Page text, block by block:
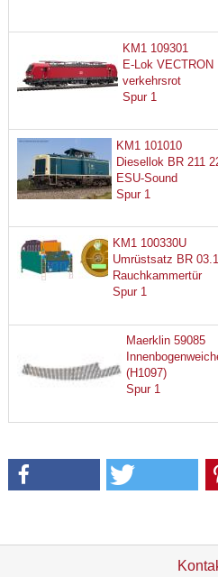
KM1 109301
E-Lok VECTRON
verkehrsrot
Spur 1
KM1 101010
Diesellok BR 211
ESU-Sound
Spur 1
KM1 100330U
Umrüstsatz BR
Rauchkammertür
Spur 1
Maerklin 59085
(H1097)
Spur 1